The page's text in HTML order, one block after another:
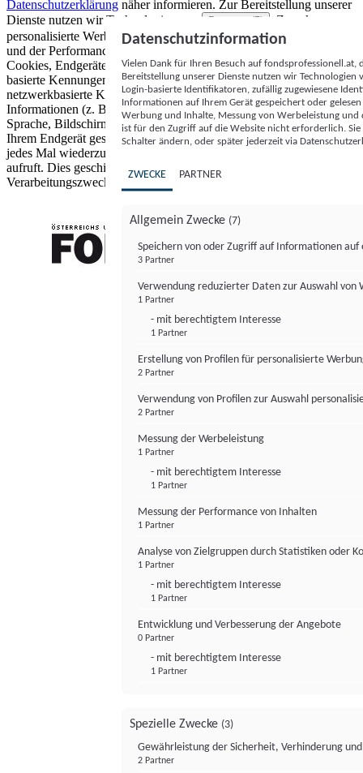
Datenschutzerklärung näher informieren. Zur Bereitstellung unserer
Dienste nutzen wir Technologien von
Partnern (5)
. Zwecke:
personalisierte Werbung und Inhalte, Messung von Werbeleistung
und der Performance von Inhalten sowie Zielgruppenforschung.
Cookies, Endgeräte- oder ähnliche Online-Kennungen (z. B. login-
basierte Kennungen, zufällig generierte Kennungen,
netzwerkbasierte Kennungen) können zusammen mit anderen
Informationen (z. B. Browsertyp und Browserinformationen,
Sprache, Bildschirmgröße, unterstützte Technologien usw.) auf
Ihrem Endgerät gespeichert oder von dort ausgelesen werden, um es
jedes Mal wiederzuerkennen, wenn es eine App oder einer Webseite
aufruft. Dies geschieht für einen oder mehrere der hier aufgeführten
Verarbeitungszwecke.
Datenschutzinformation
Vielen Dank für Ihren Besuch auf
Bereitstellung unserer Dienste nutzen wir Technologien
Login-basierte Identifikatoren, zufällig zugewiesene
Informationen auf Ihrem Gerät gespeichert oder
Werbung und Inhalte, Messung von Werbeleistung
ist für den Zugriff auf die Website nicht erforderlich.
Schalter ändern, oder später jederzeit via
ZWECKE PARTNER
Allgemein Zwecke (7)
Speichern von oder Zugriff auf Informationen auf
3 Partner
Verwendung reduzierter Daten zur Auswahl von
1 Partner
- mit berechtigtem Interesse
1 Partner
Erstellung von Profilen für personalisierte
2 Partner
Verwendung von Profilen zur Auswahl
2 Partner
Messung der Werbeleistung
1 Partner
- mit berechtigtem Interesse
1 Partner
Messung der Performance von Inhalten
1 Partner
Analyse von Zielgruppen durch Statistiken oder
1 Partner
- mit berechtigtem Interesse
1 Partner
Entwicklung und Verbesserung der Angebote
0 Partner
- mit berechtigtem Interesse
1 Partner
Spezielle Zwecke (3)
Gewährleistung der Sicherheit, Verhinderung
2 Partner
FONDS professionell